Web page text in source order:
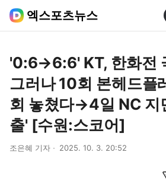
엑스포츠뉴스
'0:6→6:6' KT, 한화전
그러나 10회 본헤드플
회 놓쳤다→4일 NC 지
출' [수원:스코어]
조은혜 기자 2025. 10. 3. 20:52